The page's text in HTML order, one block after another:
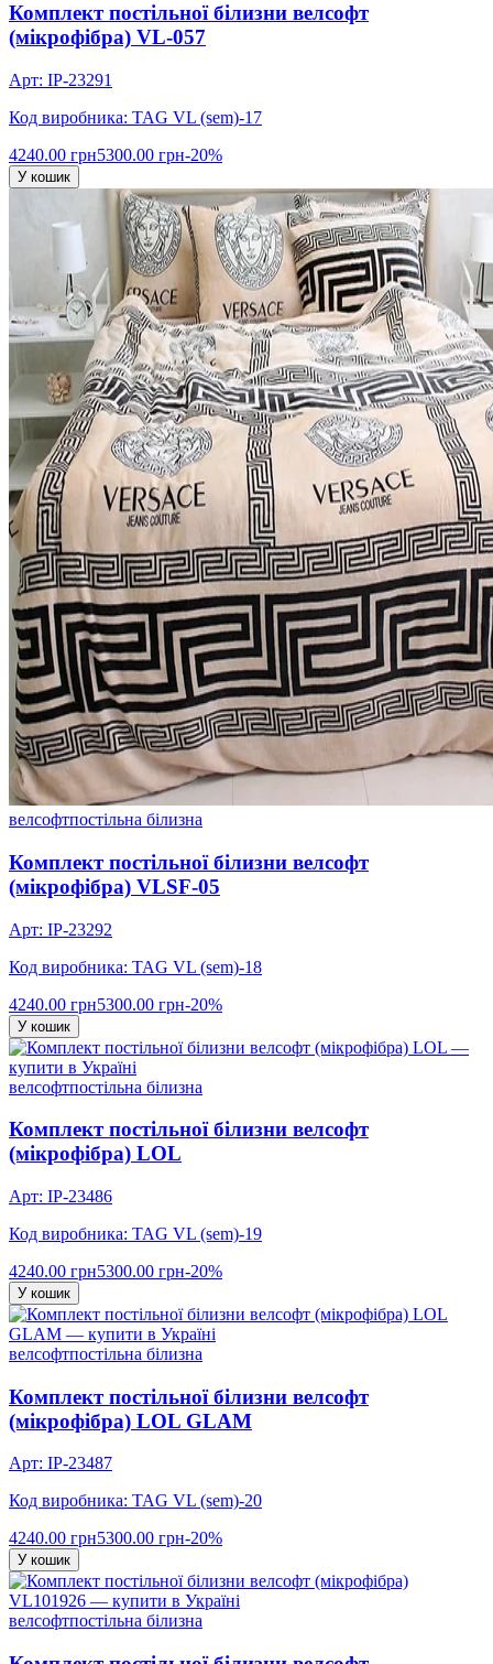
Комплект постільної білизни велсофт
(мікрофібра) VL-057
Арт: IP-23291
Код виробника: TAG VL (sem)-17
4240.00 грн5300.00 грн-20%
У кошик
велсофтпостільна білизна
Комплект постільної білизни велсофт
(мікрофібра) VLSF-05
Арт: IP-23292
Код виробника: TAG VL (sem)-18
4240.00 грн5300.00 грн-20%
У кошик
велсофтпостільна білизна
Комплект постільної білизни велсофт
(мікрофібра) LOL
Арт: IP-23486
Код виробника: TAG VL (sem)-19
4240.00 грн5300.00 грн-20%
У кошик
велсофтпостільна білизна
Комплект постільної білизни велсофт
(мікрофібра) LOL GLAM
Арт: IP-23487
Код виробника: TAG VL (sem)-20
4240.00 грн5300.00 грн-20%
У кошик
велсофтпостільна білизна